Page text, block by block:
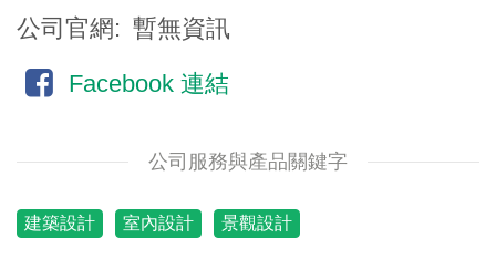
公司官網
暫無資訊
Facebook 連結
公司服務與產品關鍵字
建築設計 室內設計 景觀設計